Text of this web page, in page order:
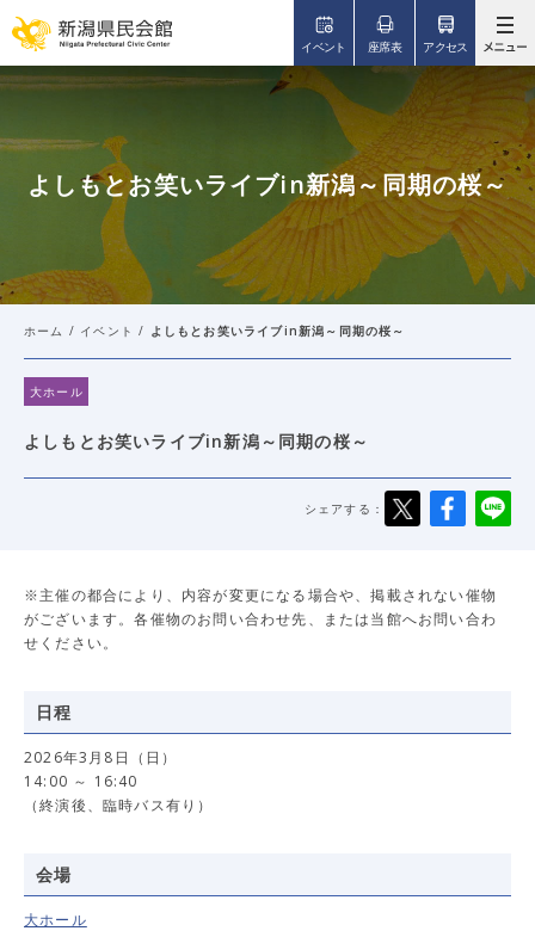
イベント 座席表 アクセス
よしもとお笑いライブin新潟～同期の桜～
ホーム / イベント / よしもとお笑いライブin新潟～同期の桜～
大ホール
よしもとお笑いライブin新潟～同期の桜～
シェアする：
※主催の都合により、内容が変更になる場合や、掲載されない催物
がございます。各催物のお問い合わせ先、または当館へお問い合わ
せください。
日程
2026年3月8日（日）
14:00 ～ 16:40
（終演後、臨時バス有り）
会場
大ホール